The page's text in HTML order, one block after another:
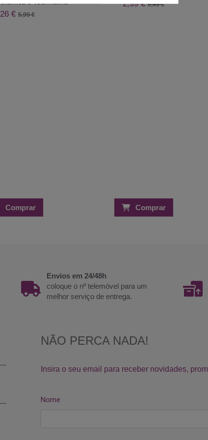
e Tourmalina
€5,99 €
Comprar
2,99 €6,49 €
Comprar
Envios em 24/48h
coloque o nº telemóvel para um
melhor serviço de entrega.